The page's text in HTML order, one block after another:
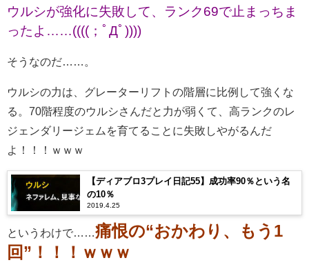
ウルシが強化に失敗して、ランク69で止まっちま
ったよ……((((；ﾟДﾟ))))
そうなのだ……。
ウルシの力は、グレーターリフトの階層に比例して強くな
る。70階程度のウルシさんだと力が弱くて、高ランクのレ
ジェンダリージェムを育てることに失敗しやがるんだ
よ！！！ｗｗｗ
【ディアブロ3プレイ日記55】成功率90％という名
の10％
2019.4.25
というわけで…… 痛恨の“おかわり、もう1
回”！！！ｗｗｗ